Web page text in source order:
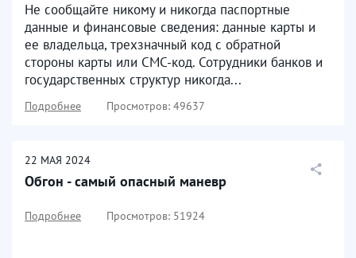
Не сообщайте никому и никогда паспортные
данные и финансовые сведения: данные карты и
ее владельца, трехзначный код с обратной
стороны карты или СМС-код. Сотрудники банков и
государственных структур никогда...
Подробнее Просмотров: 49637
22 МАЯ 2024
Обгон - самый опасный маневр
Подробнее Просмотров: 51924